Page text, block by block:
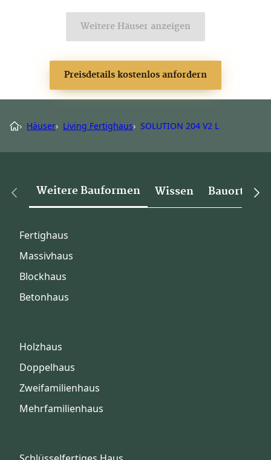
Weitere Häuser anzeigen
Preisdetails kostenlos anfordern
› Häuser› Living Fertighaus› SOLUTION 204 V2 L
Weitere Bauformen Wissen Bauorte
Fertighaus
Massivhaus
Blockhaus
Betonhaus
Holzhaus
Doppelhaus
Zweifamilienhaus
Mehrfamilienhaus